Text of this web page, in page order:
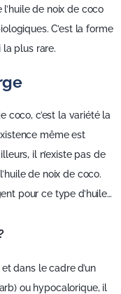
de noix de coco
C’est la forme
la plus rare.
coco, c’est la variété la
même est
il n’existe pas de
de noix de coco.
pour ce type d’huile…
dans le cadre d’un
ou hypocalorique, il